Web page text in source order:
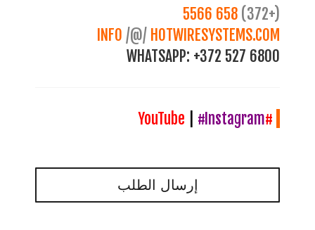
(+372)
INFO /@/ HOTWIRESYSTEMS.COM
WHATSAPP: +372 527 6800
#YouTube
#Instagram
إرسال الطلب